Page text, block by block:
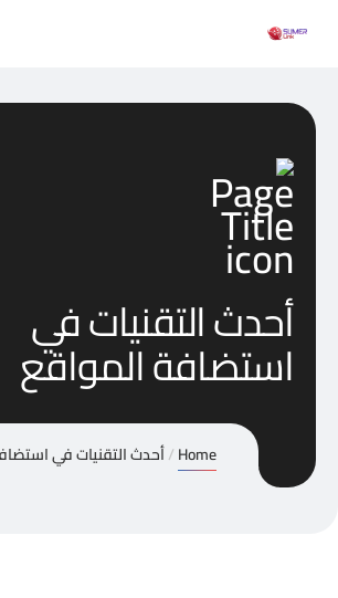
أحدث التقنيات في
استضافة المواقع
Home أحدث التقنيات في